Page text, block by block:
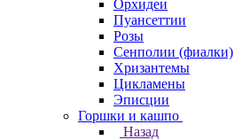
Орхидеи
Пуансеттии
Розы
Сенполии (фиалки)
Хризантемы
Цикламены
Эписции
Горшки и кашпо
Назад